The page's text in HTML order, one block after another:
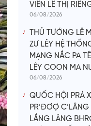
VIÊN LÊ THỊ
06/08/2026
THỦ TƯỚNG LÊ
ZƯ LÊY HỆ
MẠNG NẮC PA
LÊY COON MA
06/08/2026
QUỐC HỘI PRÁ
PR’ĐƠỢ C’LÂNG
LẦNG LÂNG